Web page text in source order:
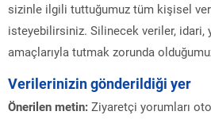
sizinle ilgili tuttuğumuz tüm kişisel
isteyebilirsiniz. Silinecek veriler, idari,
amaçlarıyla tutmak zorunda
Verilerinizin gönderildiği yer
Önerilen metin: Ziyaretçi yorumları